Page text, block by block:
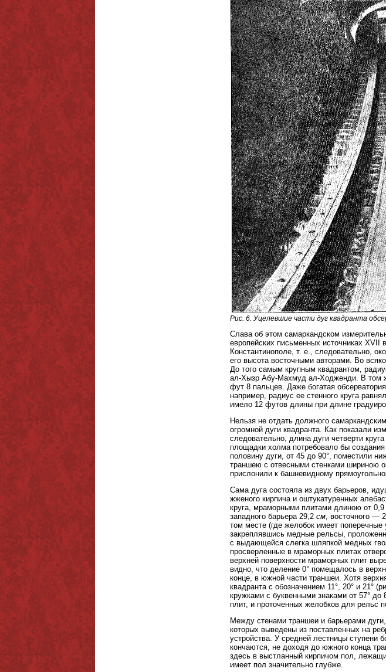
Рис. 6. Уцелевшие части дуг квадранта
Слава об этом самаркандском
европейских письменных источниках
Константинополе, т. е., следовательно,
его высота восточными авторами. Во
До того самым крупным квадрантом,
ал-Хызр Абу-Махмуд ал-Ходженди. В том
фут 8 пальцев. Даже богатая
например, радиус ее стенного круга
имело 12 футов длины при длине
Нельзя не отдать должного
огромной дуги квадранта. Как показали
следовательно, длина дуги четверти
площадки холма потребовало бы создания
половину дуги, от 45 до 90°, поместили
траншею с отвесными стенками шириною
прислонили к башневидному
Сама дуга состояла из двух барьеров,
жженого кирпича и оштукатуренных
круга, мраморными плитами длиною от
западного барьера 29,2 см , восточного —
том месте (где желобок имеет
закреплявшись медные рельсы,
с выдающейся слегка шляпкой медных
просверленные в мраморных плитах
верхней поверхности мраморных плит
видно, что деление 0° помещалось в
конце, в южной части траншеи. Хотя
квадранта с обозначением 11°, 20° и 21°
кружками с буквенными знаками от 57° до
плит, и проточенных желобков для рельс
Между стенами траншеи и барьерами
которых выведены из поставленных на
устройства. У средней лестницы ступени
кончаются, не доходя до южного конца
здесь в выстланный кирпичом пол,
имеет пол значительно глубже.